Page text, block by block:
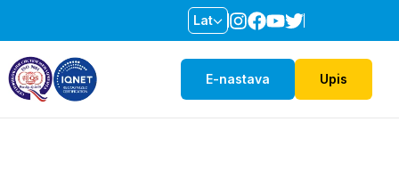
Lat
E-nastava Upis